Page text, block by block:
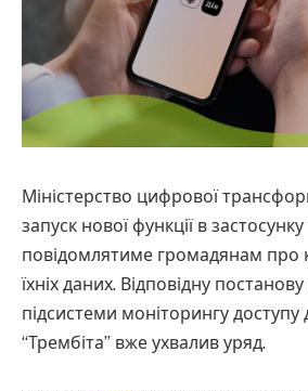
Міністерство цифрової
запуск нової функції в застосунку
повідомлятиме громадянам про
їхніх даних. Відповідну
підсистеми моніторингу доступу
“Трембіта” вже ухвалив уряд.